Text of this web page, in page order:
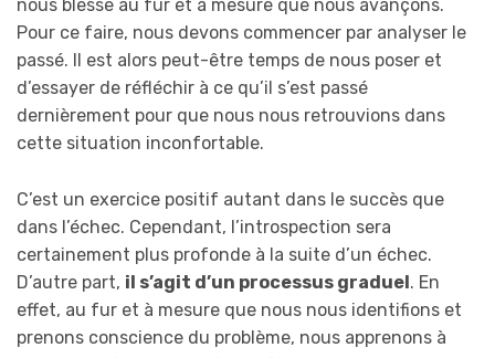
nous blesse au fur et à mesure que nous avançons.
Pour ce faire, nous devons commencer par analyser le
passé. Il est alors peut-être temps de nous poser et
d’essayer de réfléchir à ce qu’il s’est passé
dernièrement pour que nous nous retrouvions dans
cette situation inconfortable.
C’est un exercice positif autant dans le succès que
dans l’échec. Cependant, l’introspection sera
certainement plus profonde à la suite d’un échec.
D’autre part, il s’agit d’un processus graduel. En
effet, au fur et à mesure que nous nous identifions et
prenons conscience du problème, nous apprenons à